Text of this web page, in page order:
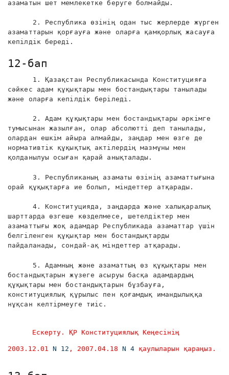
азаматын шет мемлекетке беруге болмайды.
2. Республика өзінің одан тыс жерлерде жүрген
азаматтарын қорғауға және оларға қамқорлық жасауға
кепілдік береді.
12-бап
1. Қазақстан Республикасында Конституцияға
сәйкес адам құқықтары мен бостандықтары танылады
және оларға кепілдік беріледі.
2. Адам құқықтары мен бостандықтары әркімге
тумысынан жазылған, олар абсолютті деп танылады,
олардан ешкім айыра алмайды, заңдар мен өзге де
нормативтік құқықтық актілердің мазмұны мен
қолданылуы осыған қарай анықталады.
3. Республиканың азаматы өзінің азаматтығына
орай құқықтарға ие болып, міндеттер атқарады.
4. Конституцияда, заңдарда және халықаралық
шарттарда өзгеше көзделмесе, шетелдіктер мен
азаматтығы жоқ адамдар Республикада азаматтар үшін
белгіленген құқықтар мен бостандықтарды
пайдаланады, сондай-ақ міндеттер атқарады.
5. Адамның және азаматтың өз құқықтары мен
бостандықтарын жүзеге асыруы басқа адамдардың
құқықтары мен бостандықтарын бұзбауға,
конституциялық құрылыс пен қоғамдық имандылыққа
нұқсан келтірмеуге тиіс.
Ескерту. ҚР Конституциялық Кеңесінің
2003.12.01 N 12 , 2007.04.18 N 4 қаулыларын қараңыз.